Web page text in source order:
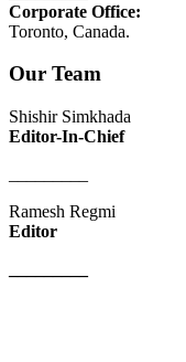
Corporate Office:
Toronto, Canada.
Our Team
Shishir Simkhada
Editor-In-Chief
Ramesh Regmi
Editor